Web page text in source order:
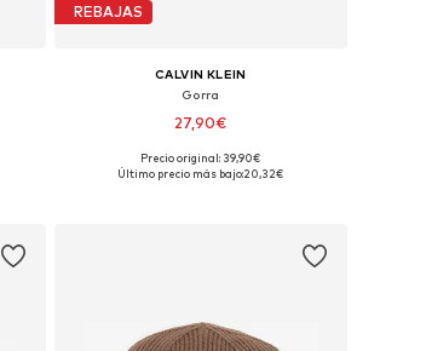
REBAJAS
CALVIN KLEIN
Gorra
27,90€
+5
Tallas disponibles: 55-60
Precio original: 39,90€
Último precio más bajo:20,32€